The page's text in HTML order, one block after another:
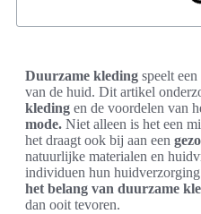
Duurzame kleding speelt
van de huid. Dit artikel
kleding en de voordelen van
mode. Niet alleen is het een
het draagt ook bij aan een
natuurlijke materialen en
individuen hun
het belang van duurzame
dan ooit tevoren.